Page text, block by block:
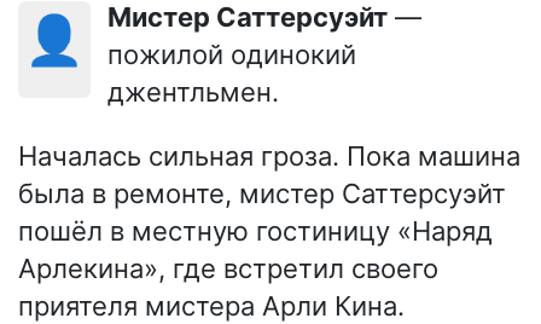
👤 Мистер Саттерсуэйт —
пожилой одинокий
джентльмен.
Началась сильная гроза. Пока машина
была в ремонте, мистер Саттерсуэйт
пошёл в местную гостиницу «Наряд
Арлекина», где встретил своего
приятеля мистера Арли Кина.